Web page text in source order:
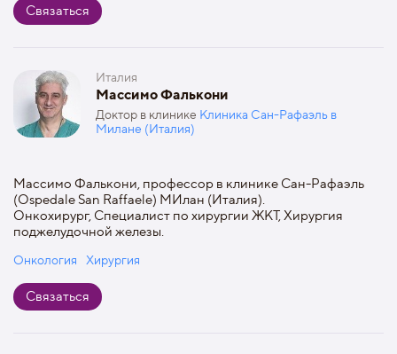
Связаться
Италия
Массимо Фалькони
Доктор в клинике Клиника Сан-Рафаэль в
Милане (Италия)
Массимо Фалькони, профессор в клинике Сан-Рафаэль
(Ospedale San Raffaele) МИлан (Италия).
Онкохирург, Специалист по хирургии ЖКТ, Хирургия
поджелудочной железы.
Онкология Хирургия
Связаться